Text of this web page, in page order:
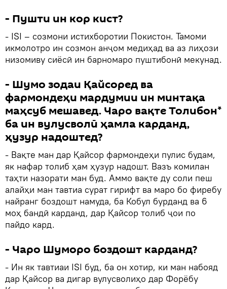
- Пушти ин кор кист?
- ISI – созмони истихборотии Покистон. Тамоми
икмолотро ин созмон анҷом медиҳад ва аз лиҳози
низомиву сиёсӣ ин барномаро пуштибонӣ мекунад.
- Шумо зодаи Қайсоред ва
фармондеҳи мардумии ин минтақа
маҳсуб мешавед. Чаро вақте Толибон*
ба ин вулусволӣ ҳамла карданд,
ҳузур надоштед?
- Вақте ман дар Қайсор фармондеҳи пулис будам,
як нафар толиб ҳам ҳузур надошт. Вазъ комилан
таҳти назорати ман буд. Аммо вақте ду соли пеш
алайҳи ман тавтиа сурат гирифт ва маро бо фиребу
найранг боздошт намуда, ба Кобул бурданд ва 6
моҳ бандӣ карданд, дар Қайсор толиб ҷои по
пайдо кард.
- Чаро Шуморо боздошт карданд?
- Ин як тавтиаи ISI буд, ба он хотир, ки ман набояд
дар Қайсор ва дигар вулусволиҳо дар Форёбу